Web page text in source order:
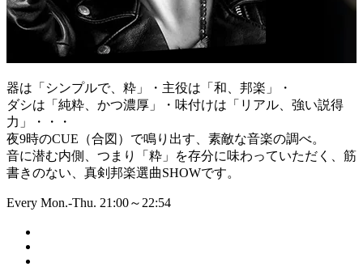
器は「シンプルで、粋」・主役は「和、邦楽」・
ダシは「純粋、かつ濃厚」・味付けは「リアル、強い説得
力」・・・
夜9時のCUE（合図）で鳴り出す、素敵な音楽の調べ。
音に潜む内側、つまり「粋」を存分に味わっていただく、筋
書きのない、真剣邦楽選曲SHOWです。
Every Mon.-Thu. 21:00～22:54